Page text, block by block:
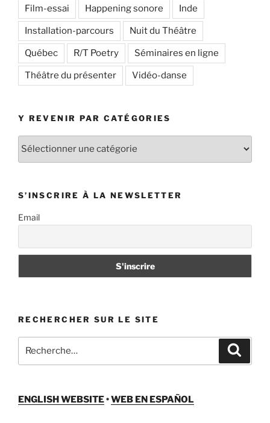
Film-essai Happening sonore Inde
Installation-parcours Nuit du Théâtre
Québec R/T Poetry Séminaires en ligne
Théâtre du présenter Vidéo-danse
Y REVENIR PAR CATÉGORIES
Y
S’INSCRIRE À LA NEWSLETTER
Email
RECHERCHER SUR LE SITE
pour
ENGLISH WEBSITE•WEB EN ESPAÑOL